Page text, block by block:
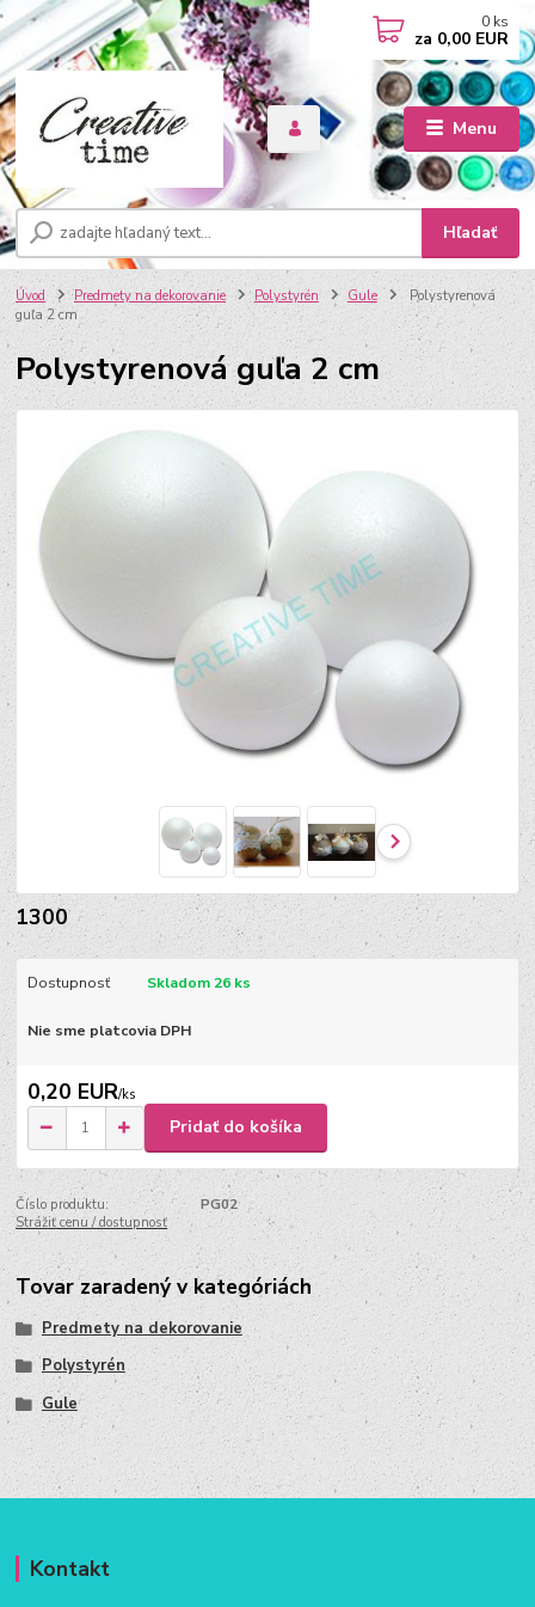
Menu
Hľadať
0 ks
za 0,00 EUR
Úvod Predmety na dekorovanie Polystyrén Gule
Polystyrenová
guľa 2 cm
Polystyrenová guľa 2 cm
1300
Dostupnosť Skladom 26 ks
Nie sme platcovia DPH
0,20 EUR/ks
Pridať do košíka
Číslo produktu:
PG02
Strážiť cenu / dostupnosť
Tovar zaradený v kategóriách
Predmety na dekorovanie
Polystyrén
Gule
Kontakt